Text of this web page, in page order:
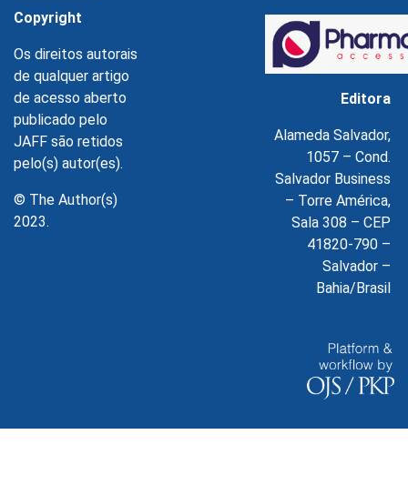
Copyright
Os direitos autorais
de qualquer artigo
de acesso aberto
publicado pelo
JAFF são retidos
pelo(s) autor(es).
© The Author(s)
2023.
Editora
Alameda Salvador,
1057 – Cond.
Salvador Business
– Torre América,
Sala 308 – CEP
41820-790 –
Salvador –
Bahia/Brasil